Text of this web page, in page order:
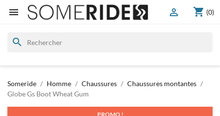
 shopping_cart (0)

search
Someride Homme Chaussures
Chaussures montantes
Globe Gs Boot Wheat Gum
PROMO !